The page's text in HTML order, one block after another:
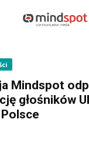
Mindspot
głośników